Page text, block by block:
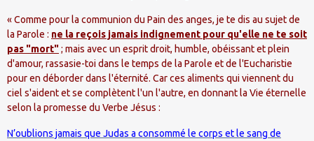
« Comme pour la communion du Pain des anges, je te dis au sujet de
la Parole : ne la reçois jamais indignement pour qu'elle ne te soit
pas "mort"; mais avec un esprit droit, humble, obéissant et plein
d'amour, rassasie-toi dans le temps de la Parole et de l'Eucharistie
pour en déborder dans l'éternité. Car ces aliments qui viennent du
ciel s'aident et se complètent l'un l'autre, en donnant la Vie éternelle
selon la promesse du Verbe Jésus :
N’oublions jamais que Judas a consommé le corps et le sang de